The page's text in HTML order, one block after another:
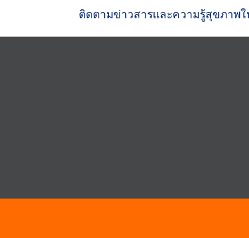
ติดตามข่าวสารและความรู้สุขภาพใ